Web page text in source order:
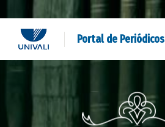
Portal de Periódicos